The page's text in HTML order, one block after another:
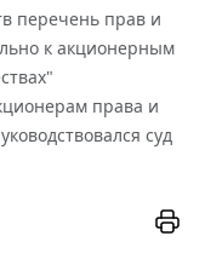
перечень прав и
к акционерным
права и
суд